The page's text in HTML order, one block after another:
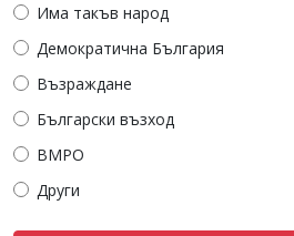
Има такъв народ
Демократична България
Възраждане
Български възход
ВМРО
Други